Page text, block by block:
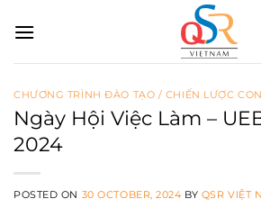
CHƯƠNG TRÌNH ĐÀO TẠO / CHIẾN LƯỢC
Ngày Hội Việc Làm –
2024
POSTED ON 30 OCTOBER, 2024 BY QSR VIỆT